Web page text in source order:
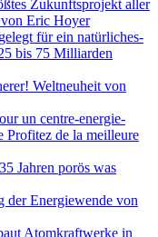
Zukunftsprojekt aller
Eric Hoyer
für ein natürliches-
bis 75 Milliarden
Weltneuheit von
un centre-energie-
Profitez de la meilleure
Jahren porös was
der Energiewende von
Atomkraftwerke in